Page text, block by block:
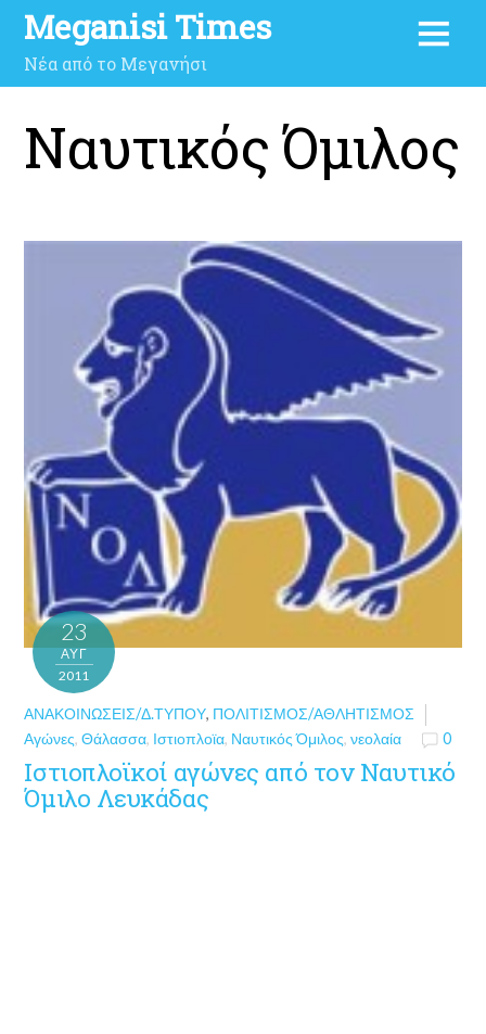
Meganisi Times
Νέα από το Μεγανήσι
Ναυτικός Όμιλος
23
ΑΥΓ
2011
ΑΝΑΚΟΙΝΏΣΕΙΣ/Δ.ΤΎΠΟΥ, ΠΟΛΙΤΙΣΜΌΣ/ΑΘΛΗΤΙΣΜΌΣ
Αγώνες,Θάλασσα, Ιστιοπλοϊα, Ναυτικός Όμιλος,νεολαία 0
Ιστιοπλοϊκοί αγώνες από τον Ναυτικό
Όμιλο Λευκάδας